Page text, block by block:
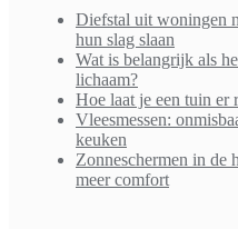
Diefstal uit woningen
hun slag slaan
Wat is belangrijk als
lichaam?
Hoe laat je een tuin er
Vleesmessen:
keuken
Zonneschermen in de
meer comfort